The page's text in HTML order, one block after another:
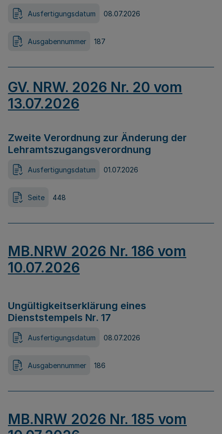
Ausfertigungsdatum 08.07.2026
Ausgabennummer 187
GV. NRW. 2026 Nr. 20 vom
13.07.2026
Zweite Verordnung zur Änderung der
Lehramtszugangsverordnung
Ausfertigungsdatum 01.07.2026
Seite 448
MB.NRW 2026 Nr. 186 vom
10.07.2026
Ungültigkeitserklärung eines
Dienststempels Nr. 17
Ausfertigungsdatum 08.07.2026
Ausgabennummer 186
MB.NRW 2026 Nr. 185 vom